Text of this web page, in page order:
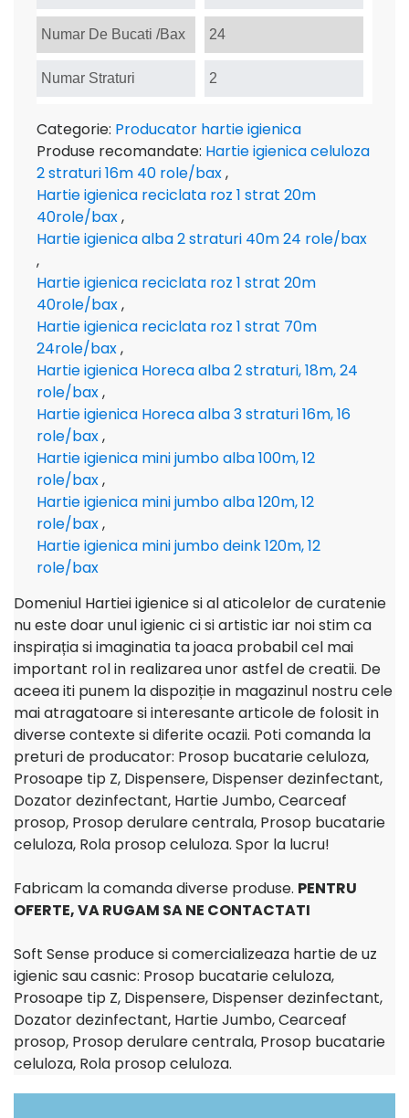
Numar De Bucati /Bax 24
Numar Straturi 2
Categorie: Producator hartie igienica
Produse recomandate: Hartie igienica celuloza
2 straturi 16m 40 role/bax,
Hartie igienica reciclata roz 1 strat 20m
40role/bax,
Hartie igienica alba 2 straturi 40m 24 role/bax
,
Hartie igienica reciclata roz 1 strat 20m
40role/bax,
Hartie igienica reciclata roz 1 strat 70m
24role/bax,
Hartie igienica Horeca alba 2 straturi, 18m, 24
role/bax,
Hartie igienica Horeca alba 3 straturi 16m, 16
role/bax,
Hartie igienica mini jumbo alba 100m, 12
role/bax,
Hartie igienica mini jumbo alba 120m, 12
role/bax,
Hartie igienica mini jumbo deink 120m, 12
role/bax
Domeniul Hartiei igienice si al aticolelor de curatenie
nu este doar unul igienic ci si artistic iar noi stim ca
inspirația si imaginatia ta joaca probabil cel mai
important rol in realizarea unor astfel de creatii. De
aceea iti punem la dispoziție in magazinul nostru cele
mai atragatoare si interesante articole de folosit in
diverse contexte si diferite ocazii. Poti comanda la
preturi de producator: Prosop bucatarie celuloza,
Prosoape tip Z, Dispensere, Dispenser dezinfectant,
Dozator dezinfectant, Hartie Jumbo, Cearceaf
prosop, Prosop derulare centrala, Prosop bucatarie
celuloza, Rola prosop celuloza. Spor la lucru!
Fabricam la comanda diverse produse. PENTRU
OFERTE, VA RUGAM SA NE CONTACTATI
Soft Sense produce si comercializeaza hartie de uz
igienic sau casnic: Prosop bucatarie celuloza,
Prosoape tip Z, Dispensere, Dispenser dezinfectant,
Dozator dezinfectant, Hartie Jumbo, Cearceaf
prosop, Prosop derulare centrala, Prosop bucatarie
celuloza, Rola prosop celuloza.